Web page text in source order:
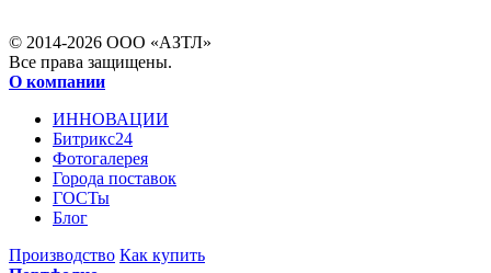
© 2014-2026 ООО «АЗТЛ»
Все права защищены.
О компании
ИННОВАЦИИ
Битрикс24
Фотогалерея
Города поставок
ГОСТы
Блог
Производство Как купить